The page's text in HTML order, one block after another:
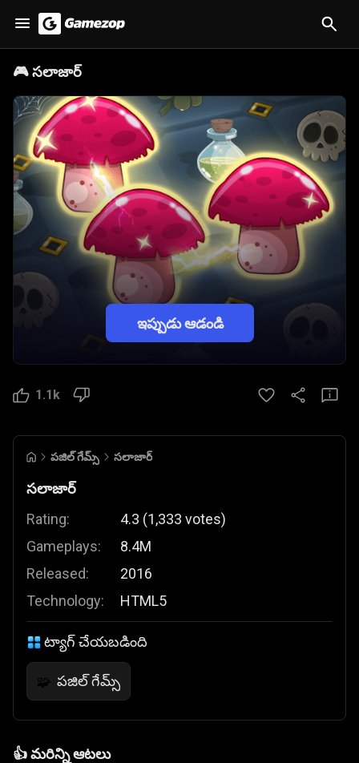
🎮సలాజార్
ఇప్పుడు ఆడండి
1.1k
పజిల్ గేమ్స్ సలాజార్
సలాజార్
Rating:
Gameplays:
Released:
Technology:
4.3 (1,333 votes)
8.4M
2016
HTML5
ట్యాగ్ చేయబడింది
🧩 పజిల్ గేమ్స్
👍మరిన్ని ఆటలు